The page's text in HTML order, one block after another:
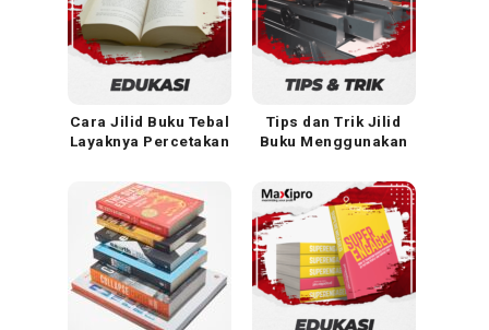
Cara Jilid Buku Tebal
Layaknya Percetakan
Tips dan Trik Jilid
Buku Menggunakan
Manual